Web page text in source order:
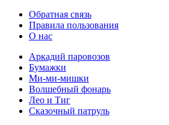
Обратная связь
Правила пользования
О нас
Аркадий паровозов
Бумажки
Ми-ми-мишки
Волшебный фонарь
Лео и Тиг
Сказочный патруль